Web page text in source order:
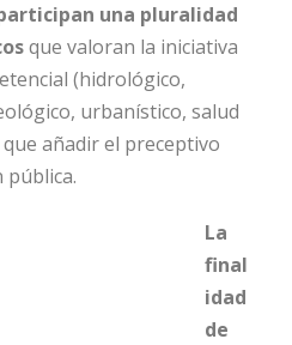
una pluralidad
que valoran la iniciativa
(hidrológico,
urbanístico, salud
añadir el preceptivo
La
final
idad
de